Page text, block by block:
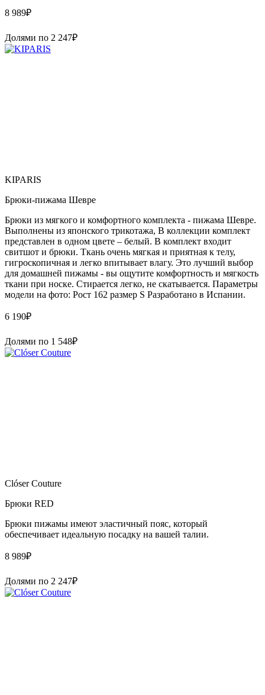
8 989₽
Долями по 2 247₽
KIPARIS
Брюки-пижама Шевре
Брюки из мягкого и комфортного комплекта - пижама Шевре.
Выполнены из японского трикотажа, В коллекции комплект
представлен в одном цвете – белый. В комплект входит
свитшот и брюки. Ткань очень мягкая и приятная к телу,
гигроскопичная и легко впитывает влагу. Это лучший выбор
для домашней пижамы - вы ощутите комфортность и мягкость
ткани при носке. Стирается легко, не скатывается. Параметры
модели на фото: Рост 162 размер S Paзpaботaно в Иcпaнии.
6 190₽
Долями по 1 548₽
Clóser Couture
Брюки RED
Брюки пижамы имеют эластичный пояс, который
обеспечивает идеальную посадку на вашей талии.
8 989₽
Долями по 2 247₽